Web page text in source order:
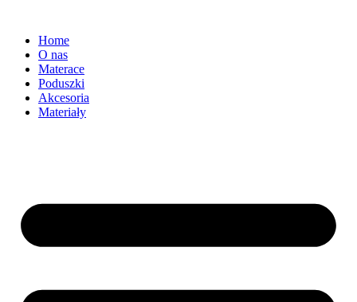
Home
O nas
Materace
Poduszki
Akcesoria
Materiały